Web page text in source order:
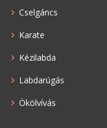
Cselgáncs
Karate
Kézilabda
Labdarúgás
Ökölvívás